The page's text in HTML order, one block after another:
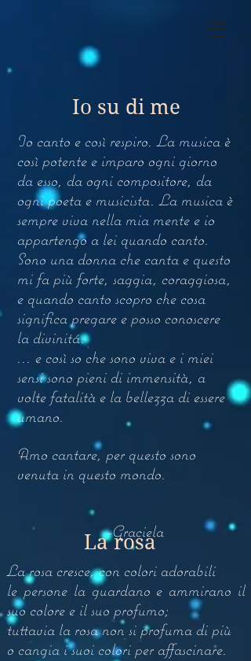
Io su di me
Io canto e così respiro. La musica è
così potente e imparo ogni giorno
da esso, da ogni compositore, da
ogni poeta e musicista. La musica è
sempre viva nella mia mente e io
appartengo a lei quando canto.
Sono una donna che canta e questo
mi fa più forte, saggia, coraggiosa,
e quando canto scopro che cosa
significa pregare e posso conoscere
la divinitá.
... e così so che sono viva e i miei
sensi sono pieni di immensità, a
volte fatalità e la bellezza di essere
umano.
Amo cantare, per questo sono
venuta in questo mondo.
-Graciela
La rosa
La rosa cresce, con colori adorabili
le persone la guardano e ammirano il
suo colore e il suo profumo;
tuttavia la rosa non si profuma di più
o cangia i suoi colori per affascinare.